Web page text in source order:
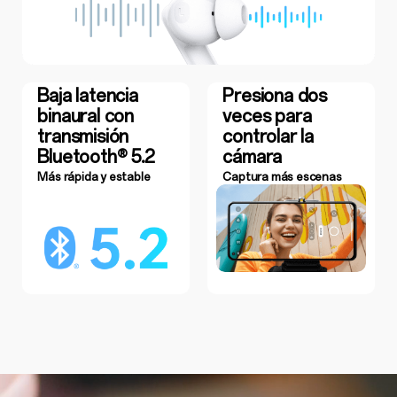
Baja latencia
binaural con
transmisión
Bluetooth® 5.2
Más rápida y estable
Presiona dos
veces para
controlar la
cámara
Captura más escenas